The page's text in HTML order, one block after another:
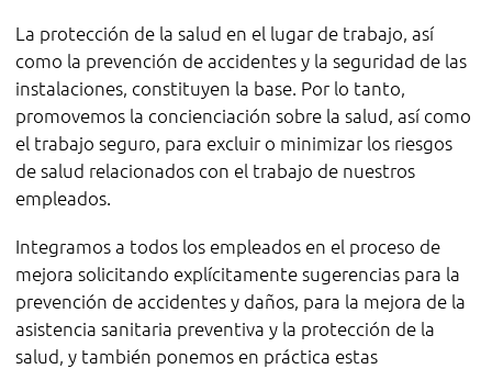
La protección de la salud en el lugar de trabajo, así
como la prevención de accidentes y la seguridad de las
instalaciones, constituyen la base. Por lo tanto,
promovemos la concienciación sobre la salud, así como
el trabajo seguro, para excluir o minimizar los riesgos
de salud relacionados con el trabajo de nuestros
empleados.
Integramos a todos los empleados en el proceso de
mejora solicitando explícitamente sugerencias para la
prevención de accidentes y daños, para la mejora de la
asistencia sanitaria preventiva y la protección de la
salud, y también ponemos en práctica estas